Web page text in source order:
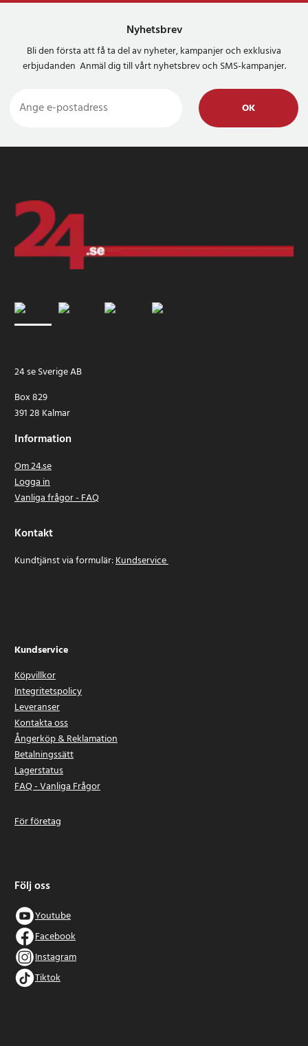
Nyhetsbrev
Bli den första att få ta del av nyheter, kampanjer och exklusiva
erbjudanden Anmäl dig till vårt nyhetsbrev och SMS-kampanjer.
OK
24 se Sverige AB
Box 829
391 28 Kalmar
Information
Om 24.se
Logga in
Vanliga frågor - FAQ
Kontakt
Kundtjänst via formulär:Kundservice
Kundservice
Köpvillkor
Integritetspolicy
Leveranser
Kontakta oss
Ångerköp & Reklamation
Betalningssätt
Lagerstatus
FAQ - Vanliga Frågor
För företag
Följ oss
Youtube
Facebook
Instagram
Tiktok